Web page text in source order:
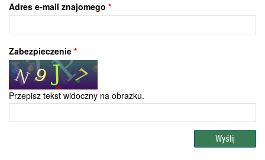
Adres e-mail znajomego *
Zabezpieczenie *
Przepisz tekst widoczny na obrazku.